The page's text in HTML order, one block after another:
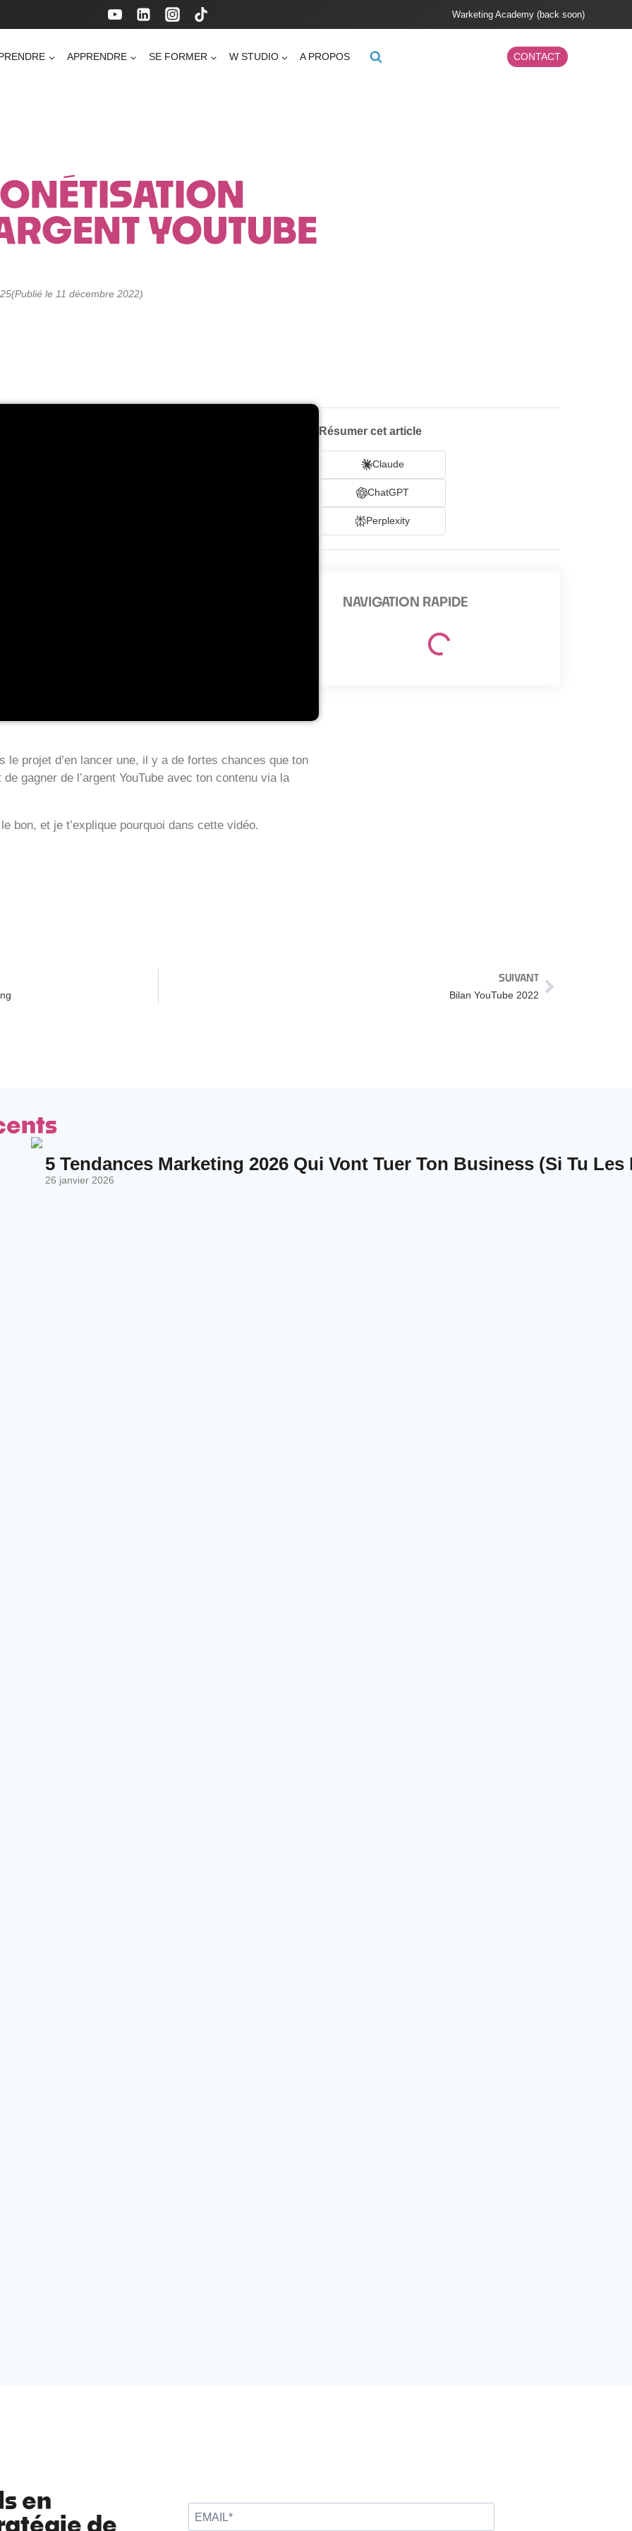
Warketing Academy (back soon)
APPRENDRE SE FORMER W STUDIO A PROPOS CONTACT
YOUTUBE
(Publié le 11 décembre 2022)
le projet d’en lancer une, il y a de fortes chances que ton
gagner de l’argent YouTube avec ton contenu via la
bon, et je t’explique pourquoi dans cette vidéo.
Résumer cet article
Claude
ChatGPT
Perplexity
NAVIGATION RAPIDE
SUIVANT
Bilan YouTube 2022
5 Tendances Marketing 2026 Qui Vont Tuer Ton Business (Si Tu Les
26 janvier 2026
en
de